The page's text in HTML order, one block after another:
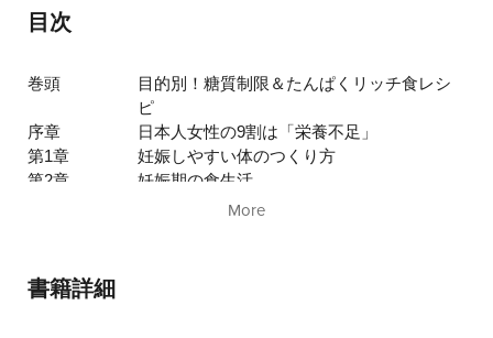
目次
巻頭
目的別！糖質制限＆たんぱくリッチ食レシ
ピ
序章
日本人女性の9割は「栄養不足」
第1章
妊娠しやすい体のつくり方
第2章
妊娠期の食生活
薬に頼らず妊娠糖尿病を治す方法
More
書籍詳細